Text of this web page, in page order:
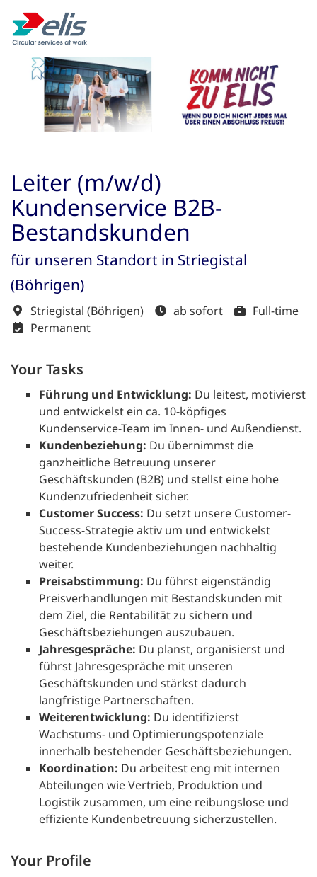
Leiter (m/w/d)
Kundenservice B2B-
Bestandskunden
für unseren Standort in Striegistal
(Böhrigen)
Striegistal (Böhrigen) ab sofort
Full-time
Permanent
Your Tasks
Führung und Entwicklung: Du leitest, motivierst
und entwickelst ein ca. 10-köpfiges
Kundenservice-Team im Innen- und Außendienst.
Kundenbeziehung: Du übernimmst die
ganzheitliche Betreuung unserer
Geschäftskunden (B2B) und stellst eine hohe
Kundenzufriedenheit sicher.
Customer Success: Du setzt unsere Customer-
Success-Strategie aktiv um und entwickelst
bestehende Kundenbeziehungen nachhaltig
weiter.
Preisabstimmung: Du führst eigenständig
Preisverhandlungen mit Bestandskunden mit
dem Ziel, die Rentabilität zu sichern und
Geschäfts­beziehungen auszubauen.
Jahresgespräche: Du planst, organisierst und
führst Jahresgespräche mit unseren
Geschäftskunden und stärkst dadurch
langfristige Partnerschaften.
Weiterentwicklung: Du identifizierst
Wachstums- und Optimierungspotenziale
innerhalb bestehender Geschäftsbeziehungen.
Koordination: Du arbeitest eng mit internen
Abteilungen wie Vertrieb, Produktion und
Logistik zusammen, um eine reibungslose und
effiziente Kundenbetreuung sicherzustellen.
Your Profile